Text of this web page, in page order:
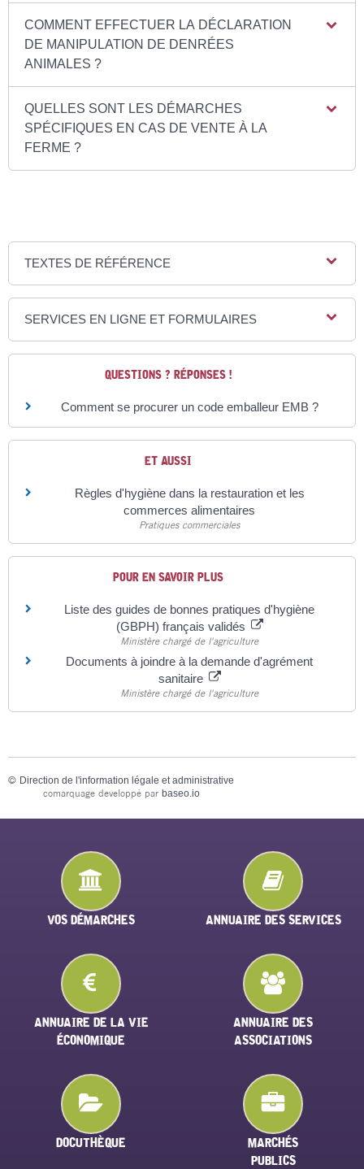
COMMENT EFFECTUER LA DÉCLARATION
DE MANIPULATION DE DENRÉES
ANIMALES ?
QUELLES SONT LES DÉMARCHES
SPÉCIFIQUES EN CAS DE VENTE À LA
FERME ?
TEXTES DE RÉFÉRENCE
SERVICES EN LIGNE ET FORMULAIRES
QUESTIONS ? RÉPONSES !
Comment se procurer un code emballeur EMB ?
ET AUSSI
Règles d'hygiène dans la restauration et les
commerces alimentaires
Pratiques commerciales
POUR EN SAVOIR PLUS
Liste des guides de bonnes pratiques d'hygiène
(GBPH) français validés
Ministère chargé de l'agriculture
Documents à joindre à la demande d'agrément
sanitaire
Ministère chargé de l'agriculture
© Direction de l'information légale et administrative
comarquage developpé par baseo.io
VOS DÉMARCHES ANNUAIRE DES SERVICES
ANNUAIRE DE LA VIE
ÉCONOMIQUE
ANNUAIRE DES
ASSOCIATIONS
DOCUTHÈQUE
MARCHÉS
PUBLICS